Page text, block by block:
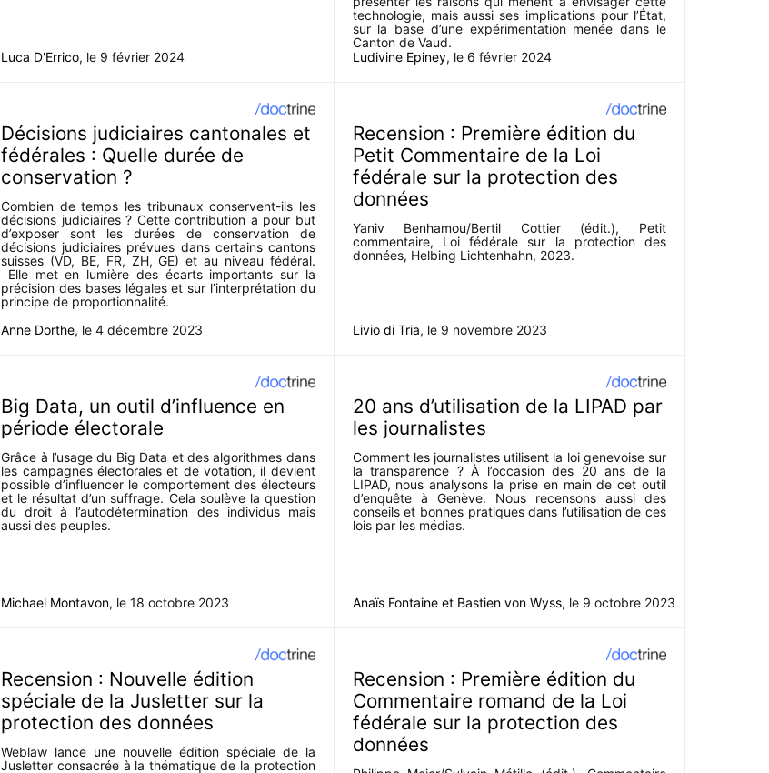
Luca D'Errico, le 9 février 2024
technologie, mais aussi ses implications pour l’État,
sur la base d’une expérimentation menée dans le
Canton de Vaud.
Ludivine Epiney, le 6 février 2024
Décisions judiciaires cantonales et
fédérales : Quelle durée de
conservation ?
Combien de temps les tribunaux conservent-ils les
décisions judiciaires ? Cette contribution a pour but
d’exposer sont les durées de conservation de
décisions judiciaires prévues dans certains cantons
suisses (VD, BE, FR, ZH, GE) et au niveau fédéral.
Elle met en lumière des écarts importants sur la
précision des bases légales et sur l’interprétation du
principe de proportionnalité.
Anne Dorthe, le4 décembre 2023
Recension : Première édition du
Petit Commentaire de la Loi
fédérale sur la protection des
données
Yaniv Benhamou/Bertil Cottier (édit.), Petit
commentaire, Loi fédérale sur la protection des
données, Helbing Lichtenhahn, 2023.
Livio di Tria, le 9 novembre 2023
Big Data, un outil d’influence en
période électorale
Grâce à l’usage du Big Data et des algorithmes dans
les campagnes électorales et de votation, il devient
possible d’influencer le comportement des électeurs
et le résultat d’un suffrage. Cela soulève la question
du droit à l’autodétermination des individus mais
aussi des peuples.
Michael Montavon, le18 octobre 2023
20 ans d’utilisation de la LIPAD par
les journalistes
Comment les journalistes utilisent la loi genevoise sur
la transparence ? À l’occasion des 20 ans de la
LIPAD, nous analysons la prise en main de cet outil
d’enquête à Genève. Nous recensons aussi des
conseils et bonnes pratiques dans l’utilisation de ces
lois par les médias.
Anaïs Fontaineet Bastien von Wyss, le 9 octobre 2023
Recension : Nouvelle édition
spéciale de la Jusletter sur la
protection des données
Weblaw lance une nouvelle édition spéciale de la
Jusletter consacrée à la thématique de la protection
Recension : Première édition du
Commentaire romand de la Loi
fédérale sur la protection des
données